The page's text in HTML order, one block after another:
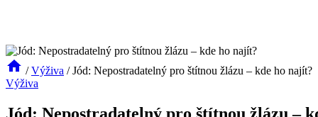
/ Výživa / Jód: Nepostradatelný pro štítnou žlázu – kde ho najít?
Výživa